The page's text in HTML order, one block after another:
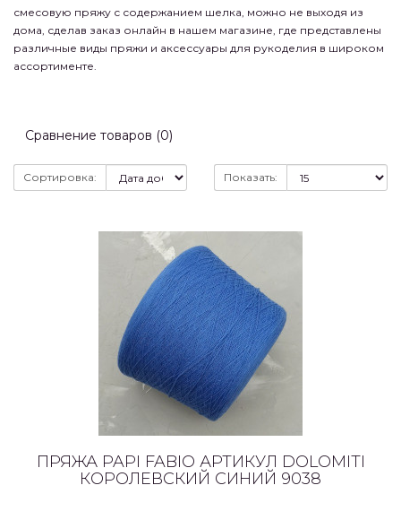
смесовую пряжу с содержанием шелка, можно не выходя из
дома, сделав заказ онлайн в нашем магазине, где представлены
различные виды пряжи и аксессуары для рукоделия в широком
ассортименте.
Сравнение товаров (0)
Сортировка: Показать:
ПРЯЖА PAPI FABIO АРТИКУЛ DOLOMITI
КОРОЛЕВСКИЙ СИНИЙ 9038